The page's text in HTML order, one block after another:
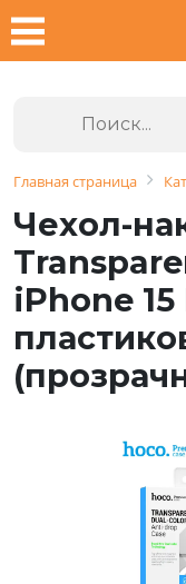
Главная страница
Чехол-
iPhone 15